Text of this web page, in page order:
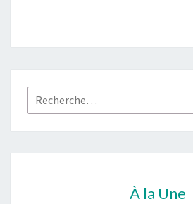
Rechercher :
À la Une